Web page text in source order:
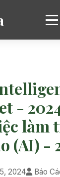
-
làm
(AI) -
2024
Báo